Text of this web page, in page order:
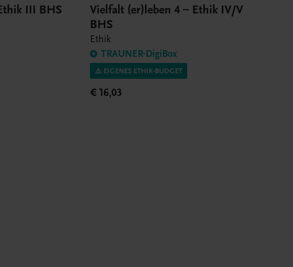
III BHS
Vielfalt (er)leben 4 – Ethik IV/V
BHS
Ethik
TRAUNER-DigiBox
⚠️ EIGENES ETHIK-BUDGET
€ 16,03